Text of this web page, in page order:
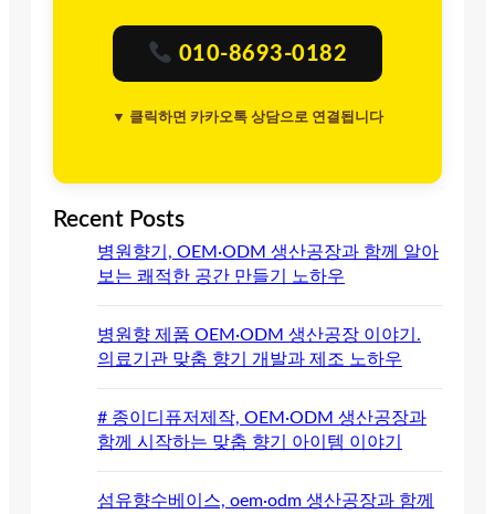
010-8693-0182
▼ 클릭하면 카카오톡 상담으로 연결됩니다
Recent Posts
병원향기, OEM·ODM 생산공장과 함께 알아
보는 쾌적한 공간 만들기 노하우
병원향 제품 OEM·ODM 생산공장 이야기.
의료기관 맞춤 향기 개발과 제조 노하우
# 종이디퓨저제작, OEM·ODM 생산공장과
함께 시작하는 맞춤 향기 아이템 이야기
섬유향수베이스, oem·odm 생산공장과 함께